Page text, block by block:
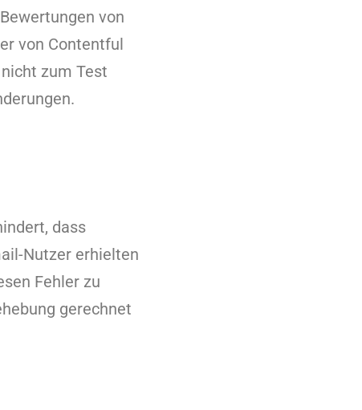
von
von Contentful
zum Test
dass
Nutzer erhielten
Fehler zu
gerechnet